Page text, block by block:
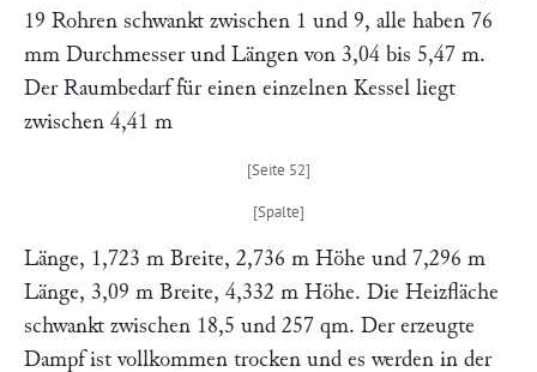
19 Rohren schwankt zwischen 1 und 9, alle haben 76
mm Durchmesser und Längen von 3,04 bis 5,47 m.
Der Raumbedarf für einen einzelnen Kessel liegt
zwischen 4,41 m
Länge, 1,723 m Breite, 2,736 m Höhe und 7,296 m
Länge, 3,09 m Breite, 4,332 m Höhe. Die Heizfläche
schwankt zwischen 18,5 und 257 qm. Der erzeugte
Dampf ist vollkommen trocken und es werden in der